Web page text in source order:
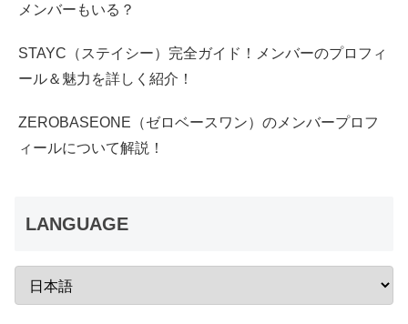
メンバーもいる？
STAYC（ステイシー）完全ガイド！メンバーのプロフィ
ール＆魅力を詳しく紹介！
ZEROBASEONE（ゼロベースワン）のメンバープロフ
ィールについて解説！
LANGUAGE